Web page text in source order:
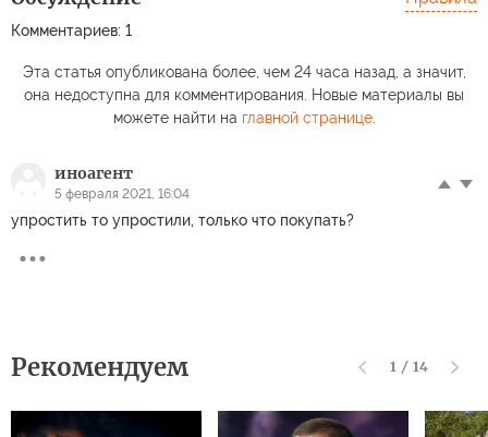
Комментариев: 1
Эта статья опубликована более, чем 24 часа назад, а значит,
она недоступна для комментирования. Новые материалы вы
можете найти на главной странице.
иноагент
5 февраля 2021, 16:04
упростить то упростили, только что покупать?
Рекомендуем 1 / 14